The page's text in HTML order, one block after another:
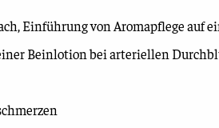
Einführung von Aromapflege auf
Beinlotion bei arteriellen